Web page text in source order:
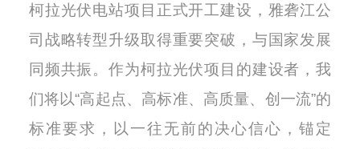
柯拉光伏电站项目正式开工建设，雅砻江公
司战略转型升级取得重要突破，与国家发展
同频共振。作为柯拉光伏项目的建设者，我
们将以“高起点、高标准、高质量、创一流”的
标准要求，以一往无前的决心信心，锚定